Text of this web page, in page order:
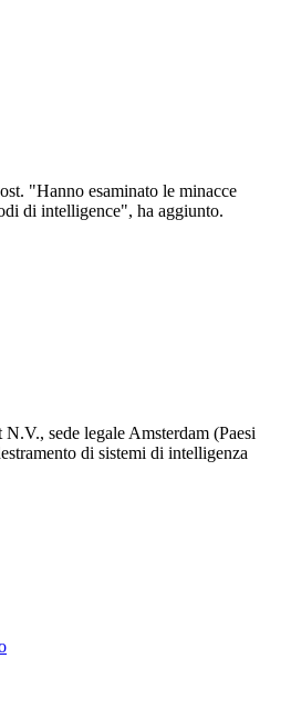
"Hanno esaminato le minacce
di intelligence", ha aggiunto.
sede legale Amsterdam (Paesi
di sistemi di intelligenza